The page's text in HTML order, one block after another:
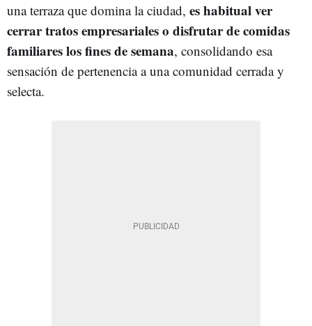
una terraza que domina la ciudad, es habitual ver
cerrar tratos empresariales o disfrutar de comidas
familiares los fines de semana, consolidando esa
sensación de pertenencia a una comunidad cerrada y
selecta.